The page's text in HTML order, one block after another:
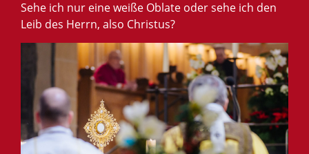
Sehe ich nur eine weiße Oblate oder sehe ich den
Leib des Herrn, also Christus?